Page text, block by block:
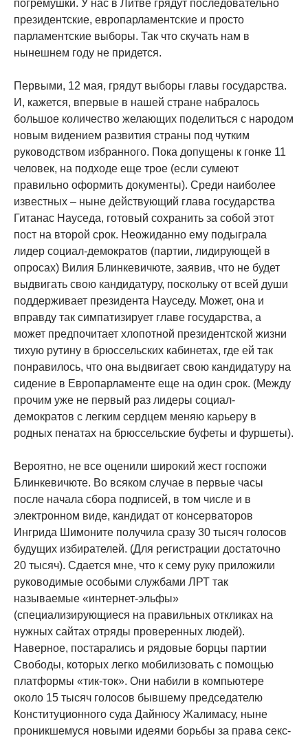
погремушки. У нас в Литве грядут последовательно
президентские, европарламентские и просто
парламентские выборы. Так что скучать нам в
нынешнем году не придется.
Первыми, 12 мая, грядут выборы главы государства.
И, кажется, впервые в нашей стране набралось
большое количество желающих поделиться с народом
новым видением развития страны под чутким
руководством избранного. Пока допущены к гонке 11
человек, на подходе еще трое (если сумеют
правильно оформить документы). Среди наиболее
известных – ныне действующий глава государства
Гитанас Науседа, готовый сохранить за собой этот
пост на второй срок. Неожиданно ему подыграла
лидер социал-демократов (партии, лидирующей в
опросах) Вилия Блинкевичюте, заявив, что не будет
выдвигать свою кандидатуру, поскольку от всей души
поддерживает президента Науседу. Может, она и
вправду так симпатизирует главе государства, а
может предпочитает хлопотной президентской жизни
тихую рутину в брюссельских кабинетах, где ей так
понравилось, что она выдвигает свою кандидатуру на
сидение в Европарламенте еще на один срок. (Между
прочим уже не первый раз лидеры социал-
демократов с легким сердцем меняю карьеру в
родных пенатах на брюссельские буфеты и фуршеты).
Вероятно, не все оценили широкий жест госпожи
Блинкевичюте. Во всяком случае в первые часы
после начала сбора подписей, в том числе и в
электронном виде, кандидат от консерваторов
Ингрида Шимоните получила сразу 30 тысяч голосов
будущих избирателей. (Для регистрации достаточно
20 тысяч). Сдается мне, что к сему руку приложили
руководимые особыми службами ЛРТ так
называемые «интернет-эльфы»
(специализирующиеся на правильных откликах на
нужных сайтах отряды проверенных людей).
Наверное, постарались и рядовые борцы партии
Свободы, которых легко мобилизовать с помощью
платформы «тик-ток». Они набили в компьютере
около 15 тысяч голосов бывшему председателю
Конституционного суда Дайнюсу Жалимасу, ныне
проникшемуся новыми идеями борьбы за права секс-